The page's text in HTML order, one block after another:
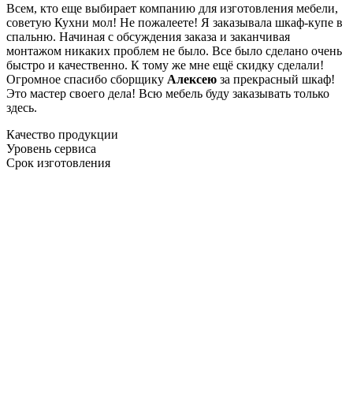
Всем, кто еще выбирает компанию для изготовления мебели,
советую Кухни мол! Не пожалеете! Я заказывала шкаф-купе в
спальню. Начиная с обсуждения заказа и заканчивая
монтажом никаких проблем не было. Все было сделано очень
быстро и качественно. К тому же мне ещё скидку сделали!
Огромное спасибо сборщику Алексею за прекрасный шкаф!
Это мастер своего дела! Всю мебель буду заказывать только
здесь.
Качество продукции
Уровень сервиса
Срок изготовления